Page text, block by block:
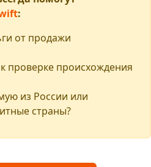
:
от продажи
проверке происхождения
из России или
страны?